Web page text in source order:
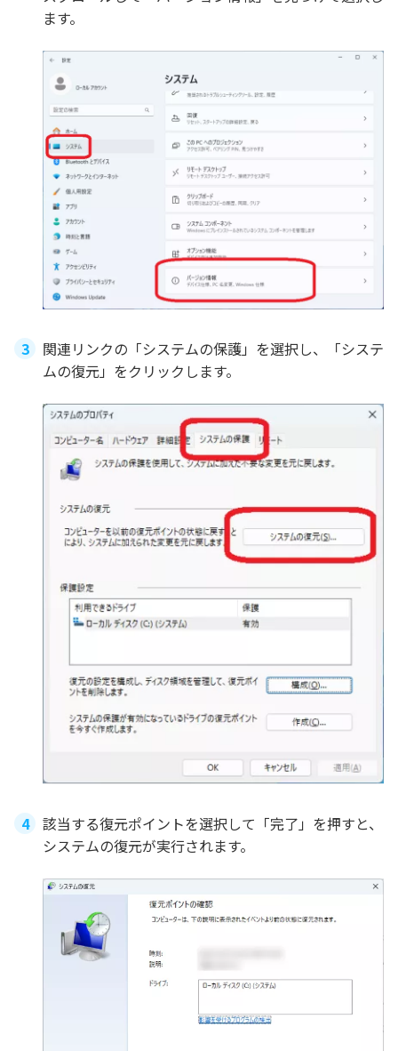
ます。
関連リンクの「システムの保護」を選択し、「システ
ムの復元」をクリックします。
該当する復元ポイントを選択して「完了」を押すと、
システムの復元が実行されます。